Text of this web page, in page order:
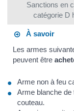
Sanctions en
catégorie D
À savoir
Les armes
peuvent être
Arme non à feu
Arme blanche de
couteau.